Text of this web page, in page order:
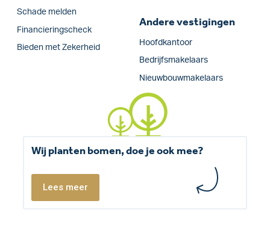
Schade melden
Financieringscheck
Bieden met Zekerheid
Andere vestigingen
Hoofdkantoor
Bedrijfsmakelaars
Nieuwbouwmakelaars
Wij planten bomen, doe je ook mee?
Lees meer